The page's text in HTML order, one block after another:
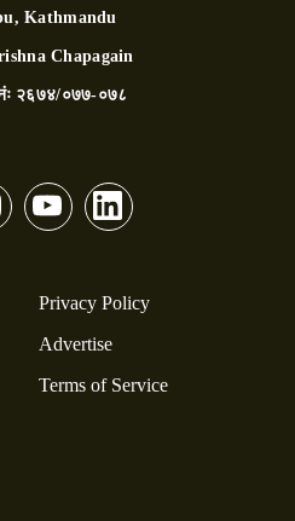
Kathmandu
Chapagain
२६७४/०७७-०७८
Privacy Policy
Advertise
Terms of Service